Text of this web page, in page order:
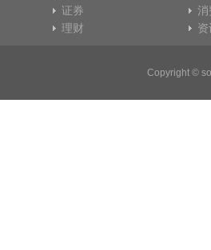
证券
理财
消
Copyright ©